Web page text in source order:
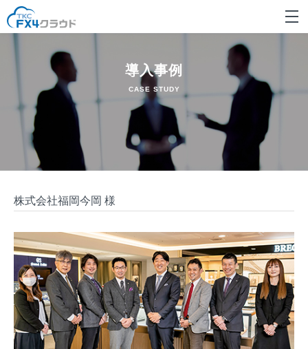
導入事例
CASE STUDY
株式会社福岡今岡 様